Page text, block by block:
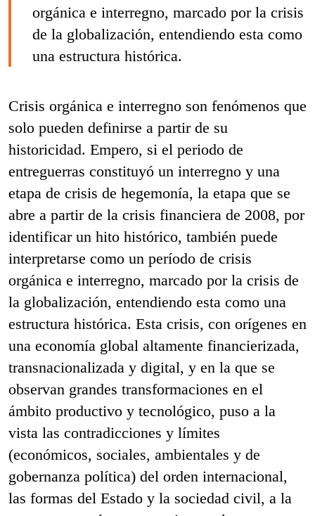
orgánica e interregno, marcado por la crisis
de la globalización, entendiendo esta como
una estructura histórica.
Crisis orgánica e interregno son fenómenos que
solo pueden definirse a partir de su
historicidad. Empero, si el periodo de
entreguerras constituyó un interregno y una
etapa de crisis de hegemonía, la etapa que se
abre a partir de la crisis financiera de 2008, por
identificar un hito histórico, también puede
interpretarse como un período de crisis
orgánica e interregno, marcado por la crisis de
la globalización, entendiendo esta como una
estructura histórica. Esta crisis, con orígenes en
una economía global altamente financierizada,
transnacionalizada y digital, y en la que se
observan grandes transformaciones en el
ámbito productivo y tecnológico, puso a la
vista las contradicciones y límites
(económicos, sociales, ambientales y de
gobernanza política) del orden internacional,
las formas del Estado y la sociedad civil, a la